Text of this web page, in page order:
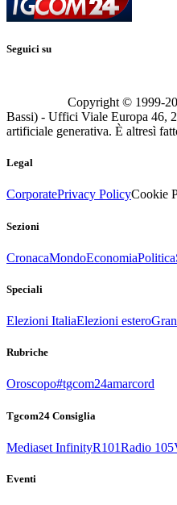
Seguici su
Copyright © 1999-
Bassi) - Uffici Viale Europa 46,
artificiale generativa. È altresì
Legal
CorporatePrivacy PolicyCookie
Sezioni
CronacaMondoEconomiaPolitica
Speciali
Elezioni ItaliaElezioni estero
Rubriche
Oroscopo#tgcom24amarcord
Tgcom24 Consiglia
Mediaset InfinityR101Radio 105
Eventi